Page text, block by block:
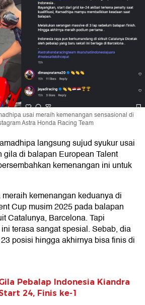
usai meraih kemenangan sensasional di
Astra Honda Racing Team
langsung sujud syukur usai
gila di balapan European Talent
kemenangan ini untuk
kemenangan keduanya di
Cup musim 2025 pada balapan
Catalunya, Barcelona. Tapi
terasa sangat spesial. Sebab, dia
posisi hingga akhirnya bisa finis di
Pebalap Indonesia Kiandra
24, Finis ke-1